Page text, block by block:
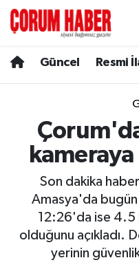
Güncel Resmi
kameraya
Son dakika
Amasya'da
12:26'da ise 4.5
olduğunu açıkladı.
yerinin güvenlik
Spor
Resmi İlanlar
Alaca
Bayat
Boğazkale
Dodurga
Hava Durumu
Çorum Namaz
Trafik Durumu
Süper Lig Puan
Tüm Manşetler
Son Dakika